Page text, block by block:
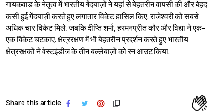
Sign in
गायकवाड के नेतृत्व में भारतीय गेंदबाज़ों ने यहां से बेहतरीन वापसी की और बेहद
कसी हुई गेंदबाज़ी करते हुए लगातार विकेट हासिल किए. राजेश्वरी को सबसे
अधिक चार विकेट मिले, जबकि दीप्ति शर्मा, हरमनप्रीत कौर और विद्या ने एक-
एक विकेट चटकाए. क्षेत्ररक्षण में भी बेहतरीन प्रदर्शन करते हुए भारतीय
क्षेत्ररक्षकों ने वेस्टइंडीज के तीन बल्लेबाज़ों को रन आउट किया.
Share this article